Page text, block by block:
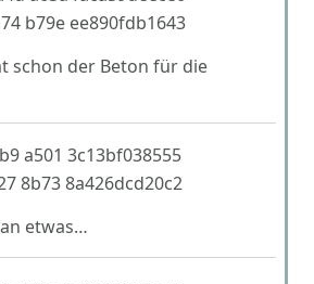
schon der Beton für die
etwas…